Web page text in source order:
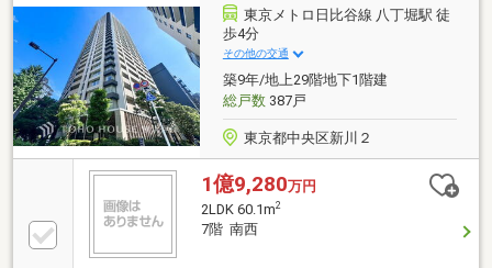
有施設が充実！◇ペット可！動物と触れ合いながら暮
らせる住まい～東京、川崎エリアの「住まい」探しに
確かな安心と満足を～ 東宝ハウス大田東京ならではの
高品質なサービスをお届けします。
東京メトロ日比谷線 八丁堀駅 徒
歩4分
その他の交通
築9年/地上29階地下1階建
総戸数387戸
東京都中央区新川２
1億9,280万円
2LDK 60.1m2
7階 南西